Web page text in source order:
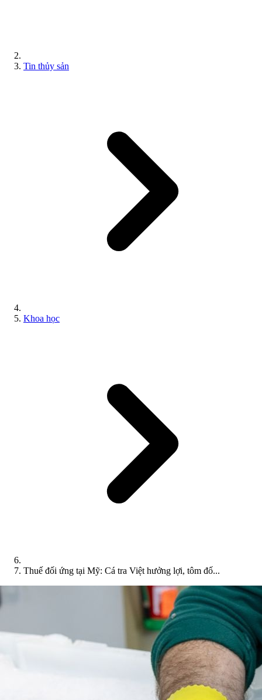
Tin thủy sản
Khoa học
Thuế đối ứng tại Mỹ: Cá tra Việt hưởng lợi, tôm đố...